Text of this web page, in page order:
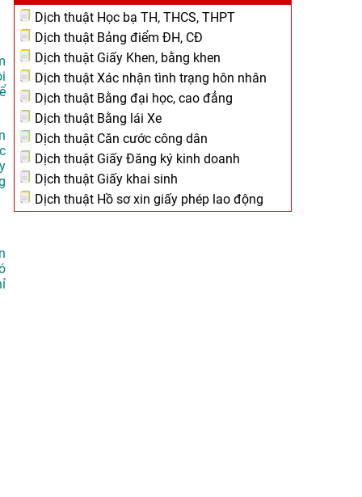
Dịch thuật Học bạ TH, THCS, THPT
Dịch thuật Bảng điểm ĐH, CĐ
Dịch thuật Giấy Khen, bằng khen
Dịch thuật Xác nhận tình trạng hôn nhân
Dịch thuật Bằng đại học, cao đẳng
Dịch thuật Bằng lái Xe
Dịch thuật Căn cước công dân
Dịch thuật Giấy Đăng ký kinh doanh
Dịch thuật Giấy khai sinh
Dịch thuật Hồ sơ xin giấy phép lao động